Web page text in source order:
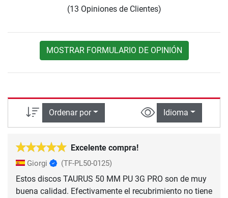
(13 Opiniones de Clientes)
MOSTRAR FORMULARIO DE OPINIÓN
Ordenar por Idioma
Excelente compra!
Giorgi (TF-PL50-0125)
Estos discos TAURUS 50 MM PU 3G PRO son de muy
buena calidad. Efectivamente el recubrimiento no tiene